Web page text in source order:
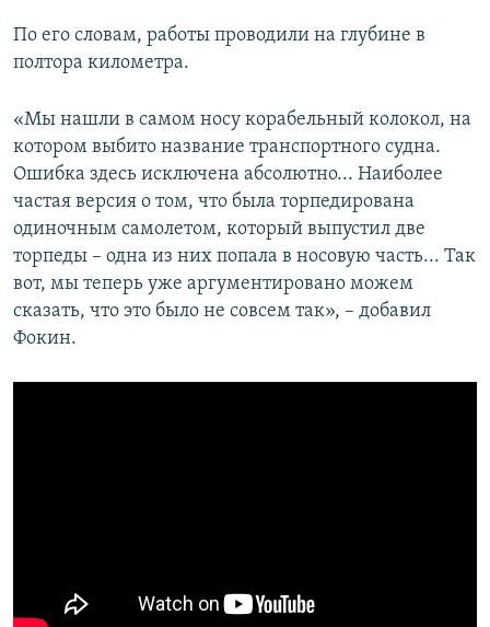
По его словам, работы проводили на глубине в
полтора километра.
«Мы нашли в самом носу корабельный колокол, на
котором выбито название транспортного судна.
Ошибка здесь исключена абсолютно... Наиболее
частая версия о том, что была торпедирована
одиночным самолетом, который выпустил две
торпеды – одна из них попала в носовую часть... Так
вот, мы теперь уже аргументировано можем
сказать, что это было не совсем так», – добавил
Фокин.